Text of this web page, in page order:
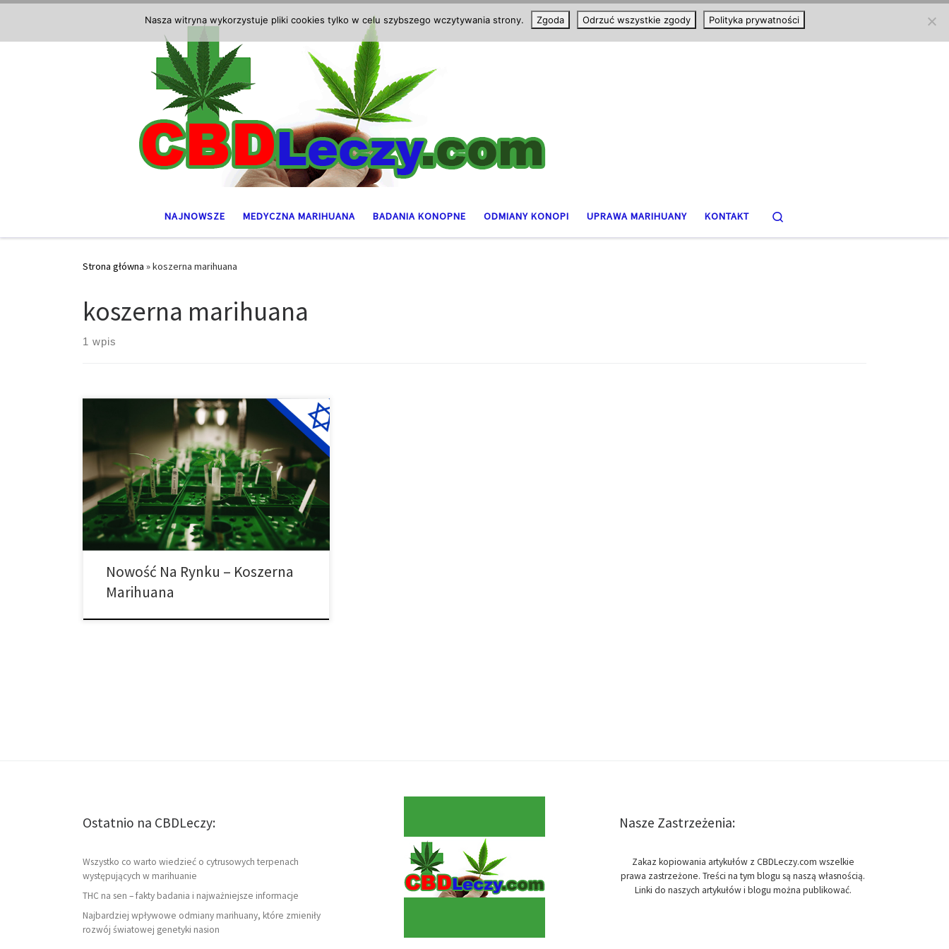
NAJNOWSZE MEDYCZNA MARIHUANA BADANIA KONOPNE ODMIANY KONOPI UPRAWA MARIHUANY KONTAKT
Strona główna »koszerna marihuana
koszerna marihuana
1 wpis
Koszerna marihuana staje się rzeczywistością.
Pierwsza w historii certyfikacja wydana przez firmę
zajmującą się medyczną marihuaną umożliwi
ortodoksyjnym Żydom legalne używanie marihuany.
Seach Medical Group, izraelska firma medyczna,
ujawniła niedawno, że otrzymała certyfikat shemita,
który potwierdza, że jej produkty mogą być
stosowane przez każdego, kto przestrzega
żydowskich praw i zwyczajów. […]
Nowość Na Rynku – Koszerna
Marihuana
Ostatnio na CBDLeczy:
Wszystko co warto wiedzieć o cytrusowych terpenach
występujących w marihuanie
THC na sen – fakty badania i najważniejsze informacje
Najbardziej wpływowe odmiany marihuany, które zmieniły
rozwój światowej genetyki nasion
Nasze Zastrzeżenia:
Zakaz kopiowania artykułów z CBDLeczy.com wszelkie
prawa zastrzeżone. Treści na tym blogu są naszą własnością.
Linki do naszych artykułów i blogu można publikować.
Nasza witryna wykorzystuje pliki cookies tylko w celu szybszego wczytywania strony. Zgoda Odrzuć wszystkie zgody Polityka prywatności